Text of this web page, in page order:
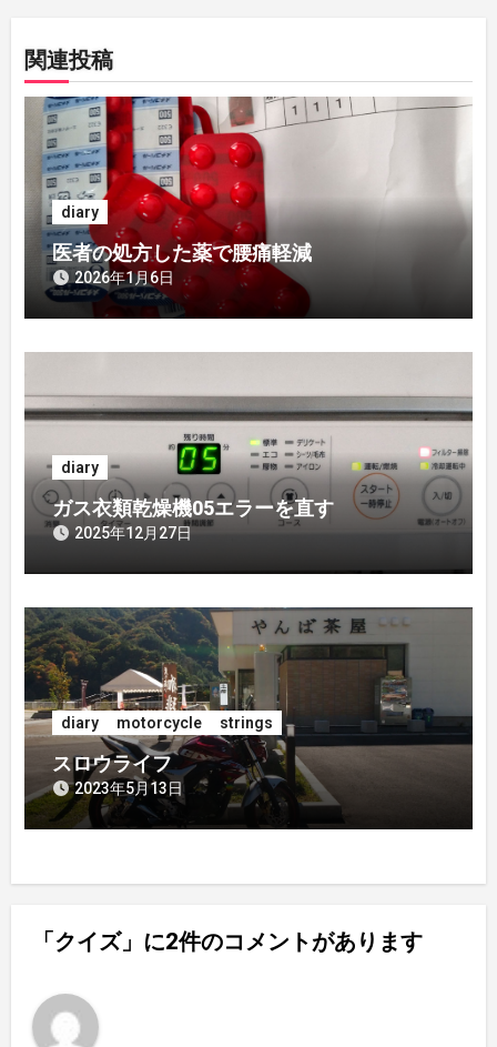
ビ
ゲ
ー
シ
ョ
ン
関連投稿
diary
医者の処方した薬で腰痛軽減
2026年1月6日
diary
ガス衣類乾燥機05エラーを直す
2025年12月27日
diary motorcycle strings
スロウライフ
2023年5月13日
「クイズ」に2件のコメントがあります